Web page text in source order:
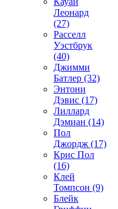
Леонард
(27)
Расселл
Уэстбрук
(40)
Джимми
Батлер (32)
Энтони
Дэвис (17)
Лиллард
Дэмиан (14)
Пол
Джордж (17)
Крис Пол
(16)
Клей
Томпсон (9)
Блейк